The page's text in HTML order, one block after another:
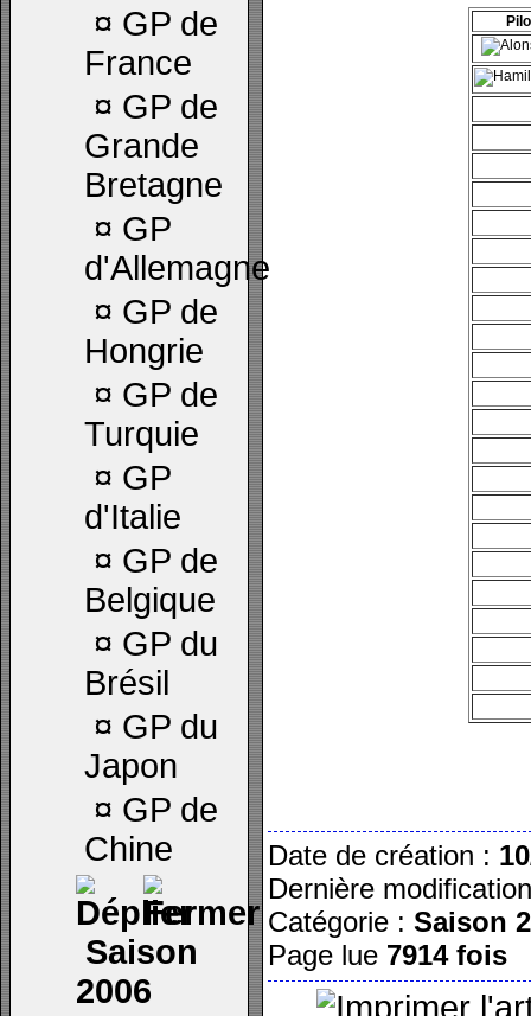
¤ GP de
France
¤ GP de
Grande
Bretagne
¤ GP
d'Allemagne
¤ GP de
Hongrie
¤ GP de
Turquie
¤ GP
d'Italie
¤ GP de
Belgique
¤ GP du
Brésil
¤ GP du
Japon
¤ GP de
Chine
Saison
2006
Date de création :
Dernière
Catégorie : Saison
Page lue 7914 fois